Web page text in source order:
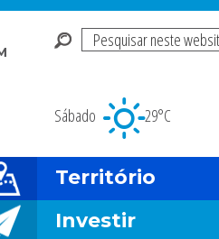
Pesquisar
Sábado
29°C
Território
Investir